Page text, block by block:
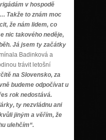
v hospodě
Takže to znám moc
že nám lidem, co
nic takového neděje,
Já jsem ty začátky
Badinková a
trávit letošní
na Slovensko, za
budeme odpočívat u
rok nedostává.
ty nezvládnu ani
jiným a věřím, že
ulehčím“.